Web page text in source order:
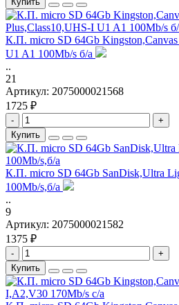
К.П. micro SD 64Gb
U1 A1 100Mb/s б/а
..
21
Артикул: 2075000021568
1725 ₽
-
+
Купить
К.П. micro SD 64Gb SanDisk,Ultra
100Mb/s,б/а
..
9
Артикул: 2075000021582
1375 ₽
-
+
Купить